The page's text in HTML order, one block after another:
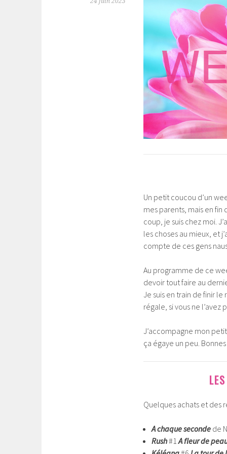
Un petit coucou d’un
mes parents, mais en
coup, je suis chez moi.
les choses au mieux, et
compte de ces gens
Au programme de ce
devoir tout faire au
Je suis en train de finir le
régale, si vous ne l’avez
J’accompagne mon
ça égaye un peu.
Quelques achats et des
A chaque seconde de
Rush#1A fleur de